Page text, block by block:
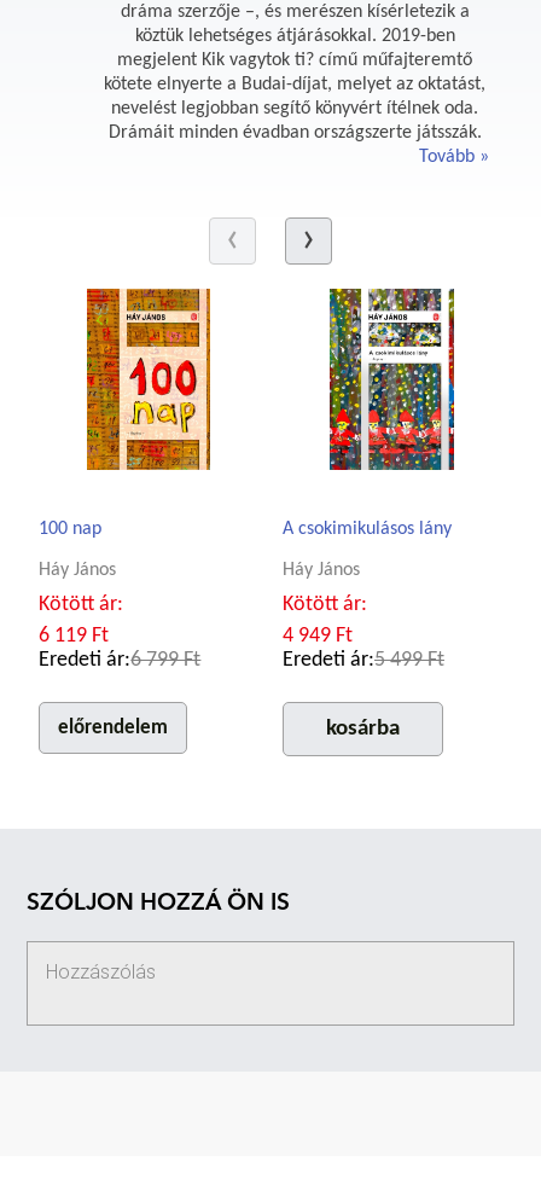
dráma szerzője –, és merészen kísérletezik a
köztük lehetséges átjárásokkal. 2019-ben
megjelent Kik vagytok ti? című műfajteremtő
kötete elnyerte a Budai-díjat, melyet az oktatást,
nevelést legjobban segítő könyvért ítélnek oda.
Drámáit minden évadban országszerte játsszák.
Tovább
100 nap
Háy János
Kötött ár:
6 119 Ft
Eredeti ár:6 799 Ft
előrendelem
A csokimikulásos lány
Háy János
Kötött ár:
4 949 Ft
Eredeti ár:5 499 Ft
kosárba
SZÓLJON HOZZÁ ÖN IS